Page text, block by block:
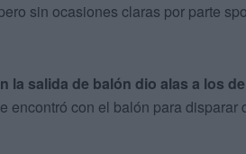
sin ocasiones claras por parte
la salida de balón dio alas a los
encontró con el balón para